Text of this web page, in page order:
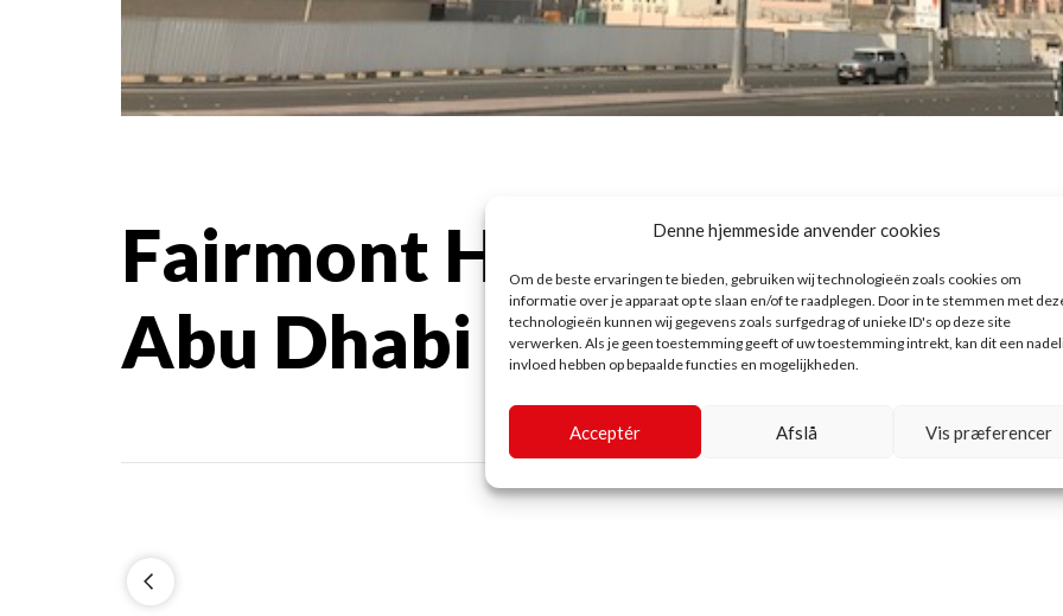
Denne hjemmeside anvender cookies
Om de beste ervaringen te bieden, gebruiken wij technologieën zoals cookies om
informatie over je apparaat op te slaan en/of te raadplegen. Door in te stemmen met
technologieën kunnen wij gegevens zoals surfgedrag of unieke ID's op deze site
verwerken. Als je geen toestemming geeft of uw toestemming intrekt, kan dit een
invloed hebben op bepaalde functies en mogelijkheden.
Acceptér Afslå Vis præferencer
Fairmont Hotel,
Abu Dhabi
Fairmont Hotel,